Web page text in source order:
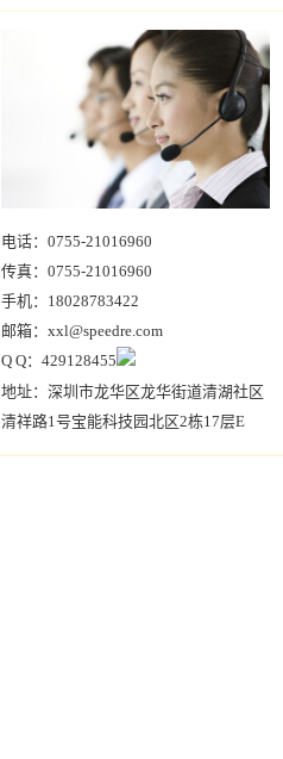
电话：0755-21016960
传真：0755-21016960
手机：18028783422
邮箱：xxl@speedre.com
Q Q：429128455
地址：深圳市龙华区龙华街道清湖社区
清祥路1号宝能科技园北区2栋17层E